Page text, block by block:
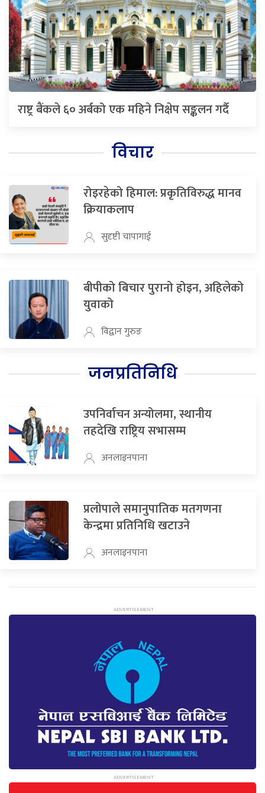
राष्ट्र बैंकले ६० अर्बको एक महिने निक्षेप सङ्कलन गर्दै
विचार
रोइरहेको हिमाल: प्रकृतिविरुद्ध मानव
क्रियाकलाप
सुदृष्टी चापागाई
बीपीको बिचार पुरानो होइन, अहिलेको
युवाको
विद्वान गुरुङ
जनप्रतिनिधि
उपनिर्वाचन अन्योलमा, स्थानीय
तहदेखि राष्ट्रिय सभासम्म
अनलाइनपाना
प्रलोपाले समानुपातिक मतगणना
केन्द्रमा प्रतिनिधि खटाउने
अनलाइनपाना